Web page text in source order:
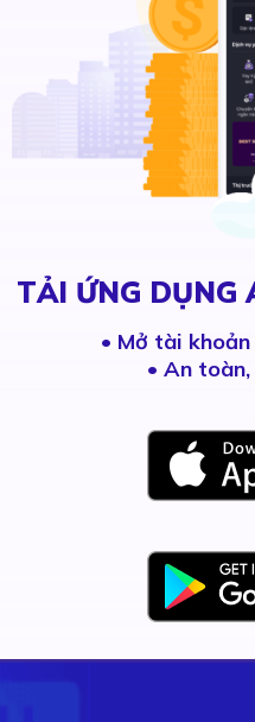
TẢI ỨNG DỤNG
• Mở tài
• An